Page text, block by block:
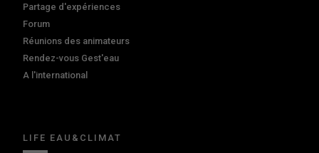
Partage d'expériences
Forum
Réunions des animateurs
Rendez-vous Gest'eau
A l'international
LIFE EAU&CLIMAT